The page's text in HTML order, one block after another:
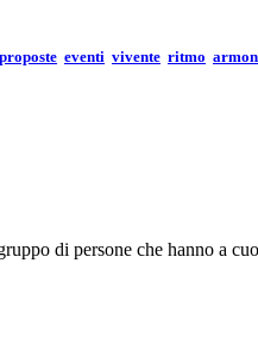
proposte eventi vivente ritmo
di persone che hanno a